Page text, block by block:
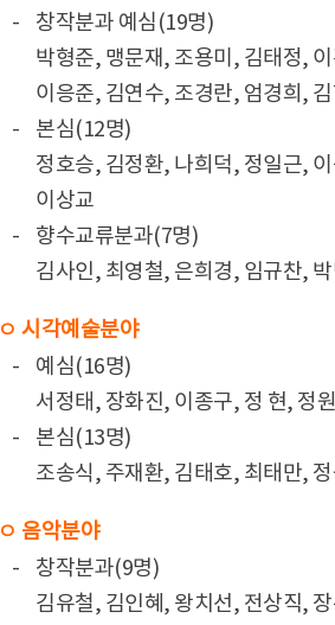
-
창작분과 예심(19명)
박형준, 맹문재, 조용미, 김태정,
이응준, 김연수, 조경란, 엄경희,
-
본심(12명)
정호승, 김정환, 나희덕, 정일근,
이상교
-
향수교류분과(7명)
김사인, 최영철, 은희경, 임규찬,
ㅇ 시각예술분야
-
예심(16명)
서정태, 장화진, 이종구, 정 현, 정
-
본심(13명)
조송식, 주재환, 김태호, 최태만,
ㅇ 음악분야
-
창작분과(9명)
김유철, 김인혜, 왕치선, 전상직,